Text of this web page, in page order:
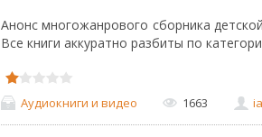
Анонс многожанрового сборника
Все книги аккуратно разбиты по
Аудиокниги и видео 1663